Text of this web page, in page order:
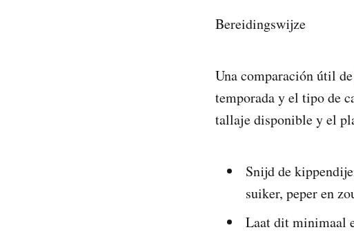
Bereidingswijze
Una comparación útil de
temporada y el tipo de
tallaje disponible y el
Snijd de
suiker, peper en
Laat dit minimaal